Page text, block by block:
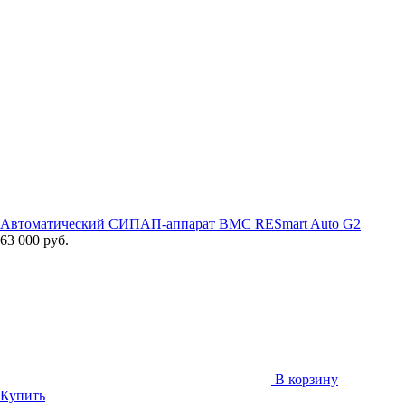
Автоматический СИПАП-аппарат BMC RESmart Auto G2
63 000 руб.
В корзину
Купить